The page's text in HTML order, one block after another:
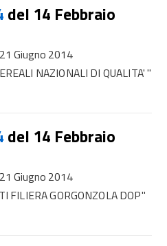
del 14 Febbraio
Giugno 2014
NAZIONALI DI QUALITA' "
del 14 Febbraio
Giugno 2014
FILIERA GORGONZOLA DOP"